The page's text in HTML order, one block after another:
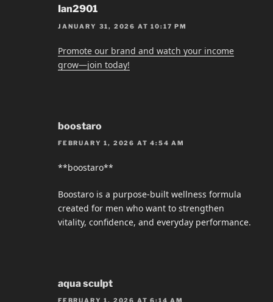
Ian2901
JANUARY 31, 2026 AT 10:17 PM
Promote our brand and watch your income
grow—join today!
boostaro
FEBRUARY 1, 2026 AT 4:54 AM
**boostaro**
Boostaro is a purpose-built wellness formula
created for men who want to strengthen
vitality, confidence, and everyday performance.
aqua sculpt
FEBRUARY 1, 2026 AT 6:14 AM